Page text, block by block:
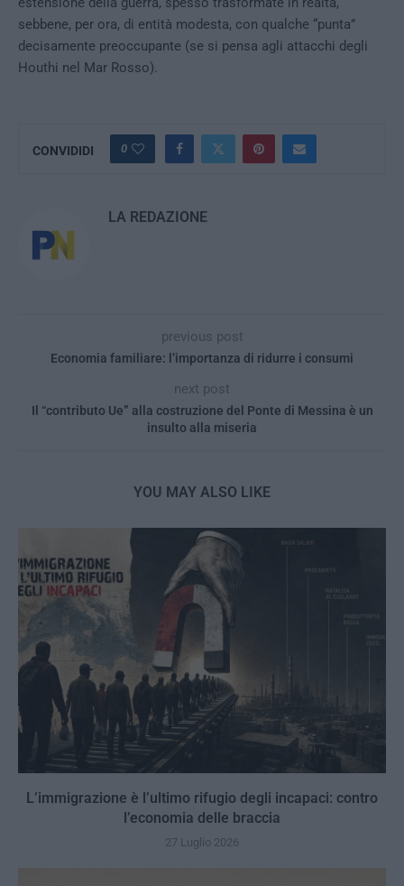
sebbene, per ora, di entità modesta, con qualche “punta”
decisamente preoccupante (se si pensa agli attacchi degli
Houthi nel Mar Rosso).
CONVIDIDI 0
LA REDAZIONE
previous post
Economia familiare: l’importanza di ridurre i consumi
next post
Il “contributo Ue” alla costruzione del Ponte di Messina è un
insulto alla miseria
YOU MAY ALSO LIKE
L’immigrazione è l’ultimo rifugio degli incapaci: contro
l’economia delle braccia
27 Luglio 2026